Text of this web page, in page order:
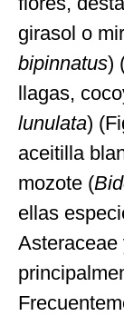
girasol o
bipinnatus)
llagas,
lunulata)
aceitilla
mozote (
ellas
Asteraceae